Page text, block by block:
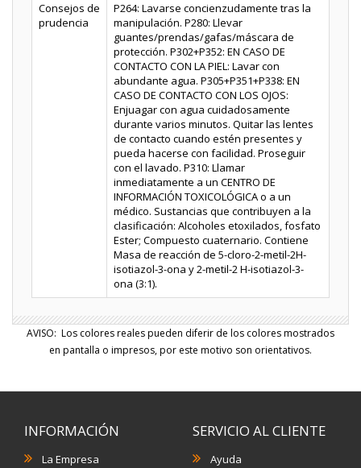
Consejos de
prudencia
P264: Lavarse concienzudamente tras la
manipulación. P280: Llevar
guantes/prendas/gafas/máscara de
protección. P302+P352: EN CASO DE
CONTACTO CON LA PIEL: Lavar con
abundante agua. P305+P351+P338: EN
CASO DE CONTACTO CON LOS OJOS:
Enjuagar con agua cuidadosamente
durante varios minutos. Quitar las lentes
de contacto cuando estén presentes y
pueda hacerse con facilidad. Proseguir
con el lavado. P310: Llamar
inmediatamente a un CENTRO DE
INFORMACIÓN TOXICOLÓGICA o a un
médico. Sustancias que contribuyen a la
clasificación: Alcoholes etoxilados, fosfato
Ester; Compuesto cuaternario. Contiene
Masa de reacción de 5-cloro-2-metil-2H-
isotiazol-3-ona y 2-metil-2 H-isotiazol-3-
ona (3:1).
AVISO: Los colores reales pueden diferir de los colores mostrados
en pantalla o impresos, por este motivo son orientativos.
INFORMACIÓN
La Empresa
SERVICIO AL CLIENTE
Ayuda